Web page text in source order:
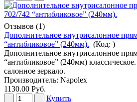
Отзывов (1)
Дополнительное внутрисалонное
“антибликовое” (240мм). (Код: )
Дополнительное внутрисалонное
“антибликовое” (240мм)
салонное зеркало.
Производитель: Napolex
1130.00 Руб.
Купить